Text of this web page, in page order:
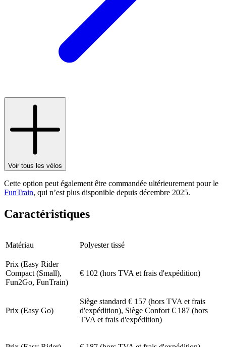
Voir tous les vélos
Cette option peut également être commandée ultérieurement pour le
FunTrain, qui n’est plus disponible depuis décembre 2025.
Caractéristiques
Matériau Polyester tissé
Prix (Easy Rider
Compact (Small),
Fun2Go, FunTrain)
€ 102 (hors TVA et frais d'expédition)
Prix (Easy Go)
Siège standard € 157 (hors TVA et frais
d'expédition), Siège Confort € 187 (hors
TVA et frais d'expédition)